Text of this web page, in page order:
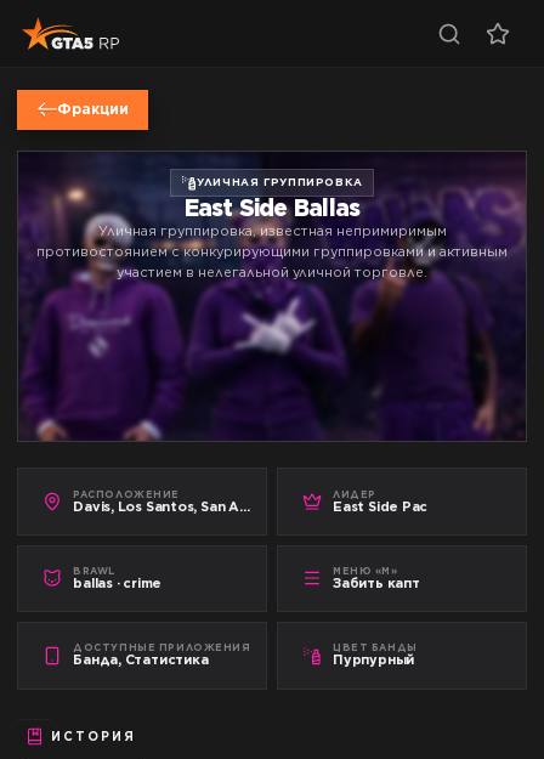
Фракции
УЛИЧНАЯ ГРУППИРОВКА
East Side Ballas
Уличная группировка, известная непримиримым
противостоянием с конкурирующими группировками и активным
участием в нелегальной уличной торговле.
РАСПОЛОЖЕНИЕ
Davis, Los Santos, San Andreas
ЛИДЕР
East Side Pac
BRAWL
ballas · crime
МЕНЮ «М»
Забить капт
ДОСТУПНЫЕ ПРИЛОЖЕНИЯ
Банда, Статистика
ЦВЕТ БАНДЫ
Пурпурный
ИСТОРИЯ